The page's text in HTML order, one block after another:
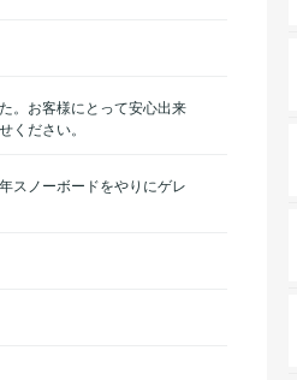
。お客様にとって安心出来
ください。
スノーボードをやりにゲレ